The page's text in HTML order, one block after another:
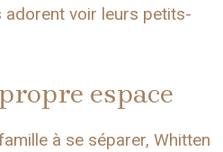
adorent voir leurs petits-
espace
à se séparer, Whitten